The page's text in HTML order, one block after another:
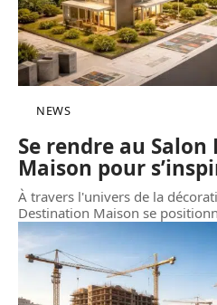
NEWS
Se rendre au
Maison pour
À travers l'univers de la
Destination Maison se